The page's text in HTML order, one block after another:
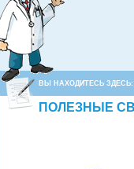
ВЫ НАХОДИТЕСЬ ЗДЕСЬ:
ПОЛЕЗНЫЕ